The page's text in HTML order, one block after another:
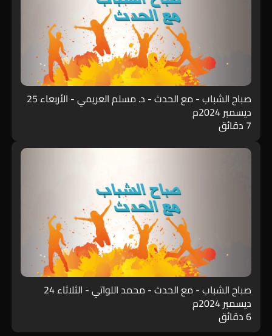
صباح الشباب - مع الحدث - د. مسلم العريمي - الأربعاء 25
ديسمبر 2024م
7 دقائق
صباح الشباب - مع الحدث - محمد اللواتي - الثلاثاء 24
ديسمبر 2024م
6 دقائق